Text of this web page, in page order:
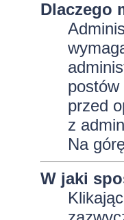
Dlaczego
przed
z
Na
W jaki